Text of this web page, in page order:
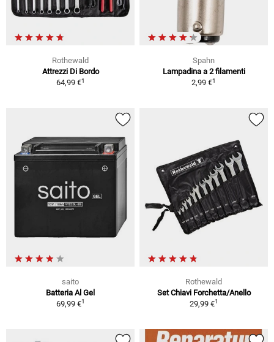
Rothewald
Attrezzi Di Bordo
64,99 €1
Spahn
Lampadina a 2 filamenti
2,99 €1
saito
Batteria Al Gel
69,99 €1
Rothewald
Set Chiavi Forchetta/Anello
29,99 €1